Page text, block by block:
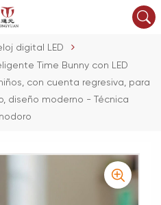
digital LED
Time Bunny con LED
con cuenta regresiva, para
diseño moderno - Técnica